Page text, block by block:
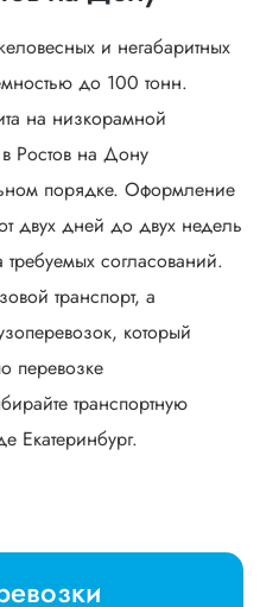
и негабаритных
до 100 тонн.
на низкорамной
Ростов на Дону
порядке. Оформление
двух дней до двух недель
требуемых согласований.
транспорт, а
который
перевозке
транспортную
Екатеринбург.